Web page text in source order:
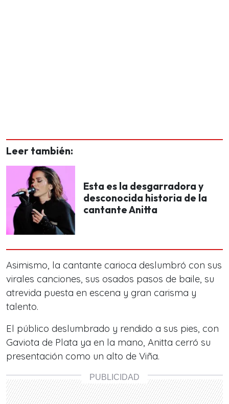
Leer también:
Esta es la desgarradora y
desconocida historia de la
cantante Anitta
Asimismo, la cantante carioca deslumbró con sus
virales canciones, sus osados pasos de baile, su
atrevida puesta en escena y gran carisma y
talento.
El público deslumbrado y rendido a sus pies, con
Gaviota de Plata ya en la mano, Anitta cerró su
presentación como un alto de Viña.